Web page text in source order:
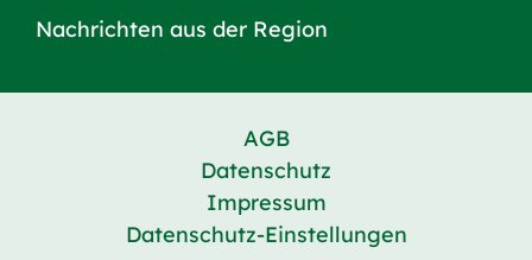
Nachrichten aus der Region
AGB
Datenschutz
Impressum
Datenschutz-Einstellungen